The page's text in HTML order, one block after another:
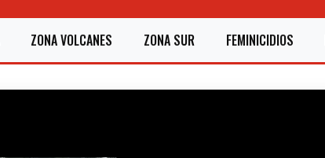
ZONA VOLCANES ZONA SUR FEMINICIDIOS